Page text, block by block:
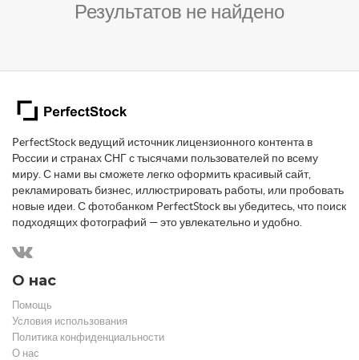
Результатов не найдено
PerfectStock ведущий источник лицензионного контента в
России и странах СНГ с тысячами пользователей по всему
миру. С нами вы сможете легко оформить красивый сайт,
рекламировать бизнес, иллюстрировать работы, или пробовать
новые идеи. С фотобанком PerfectStock вы убедитесь, что поиск
подходящих фотографий — это увлекательно и удобно.
О нас
Помощь
Условия использования
Политика конфиденциальности
О нас